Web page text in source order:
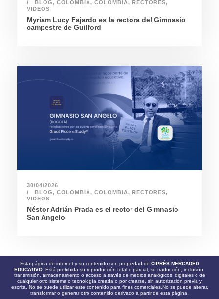
BLOG, COLOMBIA, COLOMBIA, RECTORES,
VIDEOS
Myriam Lucy Fajardo es la rectora del Gimnasio
campestre de Guilford
30/04/2026
BLOG, COLOMBIA, COLOMBIA, RECTORES,
VIDEOS
Néstor Adrián Prada es el rector del Gimnasio
San Angelo
Esta página de internet y su contenido son propiedad de CIPRÉS MERCADEO
EDUCATIVO. Está prohibida su reproducción total o parcial, su traducción, inclusión,
transmisión, almacenamiento o acceso a través de medios analógicos, digitales o de
cualquier otro sistema o tecnología creada o por crearse, sin autorización previa y
escrita. No se puede utilizar este contenido para fines comerciales.No se puede alterar,
transformar o generar otro contenido derivado a partir de esta página.